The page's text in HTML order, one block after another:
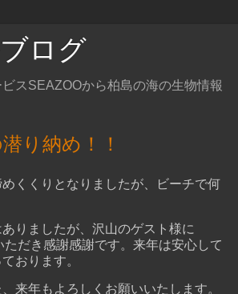
ログ
スSEAZOOから柏島の海の生物情報
り納め！！
くくりとなりましたが、ビーチで何
りましたが、沢山のゲスト様に
だき感謝感謝です。来年は安心して
おります。
来年もよろしくお願いいたします。